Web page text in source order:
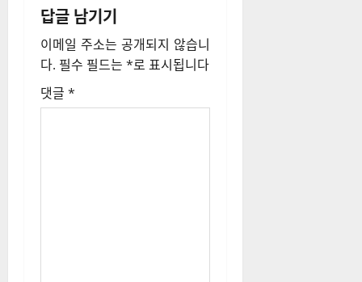
션
답글 남기기
이메일 주소는 공개되지 않습니
다. 필수 필드는 *로 표시됩니다
댓글 *